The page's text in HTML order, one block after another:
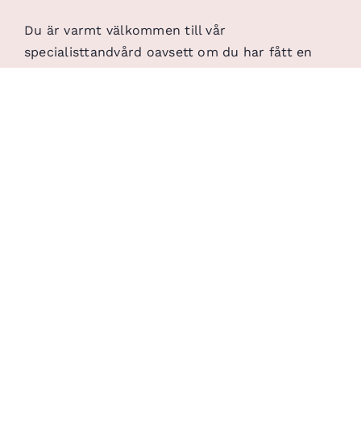
Du är varmt välkommen till vår
specialisttandvård oavsett om du har fått en